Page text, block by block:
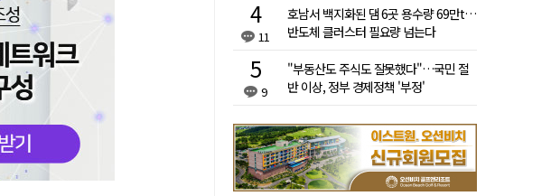
11
호남서 백지화된 댐 6곳 용수량 69만t…
반도체 클러스터 필요량 넘는다
9
"부동산도 주식도 잘못했다"…국민 절
반 이상, 정부 경제정책 '부정'